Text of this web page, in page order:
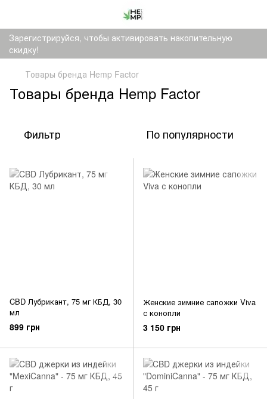
Зарегистрируйся, чтобы активировать накопительную
скидку!
Товары бренда Hemp Factor
Товары бренда Hemp Factor
Фильтр По популярности
CBD Лубрикант, 75 мг КБД, 30
мл
899 грн
Женские зимние сапожки Viva
с конопли
3 150 грн